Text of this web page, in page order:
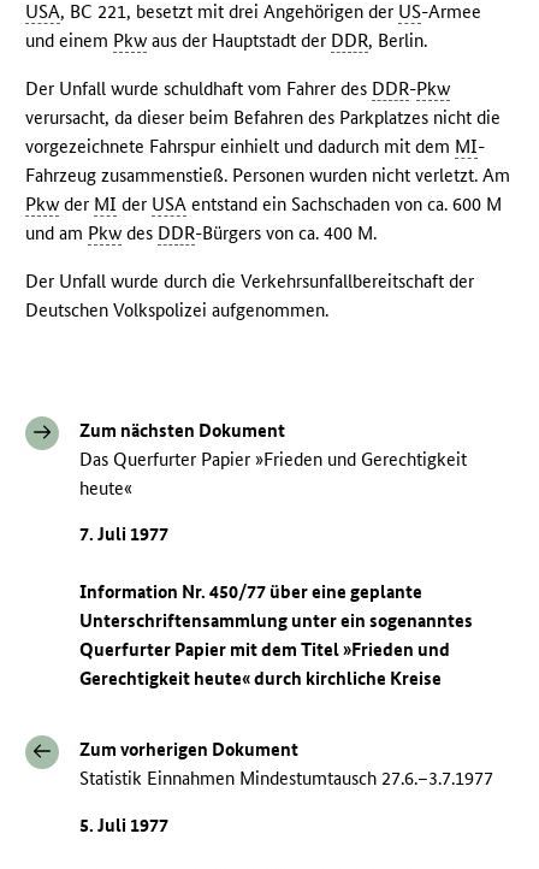
USA, BC 221, besetzt mit drei Angehörigen der US-Armee
und einem Pkw aus der Hauptstadt der DDR, Berlin.
Der Unfall wurde schuldhaft vom Fahrer des DDR-Pkw
verursacht, da dieser beim Befahren des Parkplatzes nicht die
vorgezeichnete Fahrspur einhielt und dadurch mit dem MI-
Fahrzeug zusammenstieß. Personen wurden nicht verletzt. Am
Pkw der MI der USA entstand ein Sachschaden von ca. 600 M
und am Pkw des DDR-Bürgers von ca. 400 M.
Der Unfall wurde durch die Verkehrsunfallbereitschaft der
Deutschen Volkspolizei aufgenommen.
Zum nächsten Dokument
Das Querfurter Papier »Frieden und Gerechtigkeit
heute«
7. Juli 1977
Information Nr. 450/77 über eine geplante
Unterschriftensammlung unter ein sogenanntes
Querfurter Papier mit dem Titel »Frieden und
Gerechtigkeit heute« durch kirchliche Kreise
Zum vorherigen Dokument
Statistik Einnahmen Mindestumtausch 27.6.–3.7.1977
5. Juli 1977